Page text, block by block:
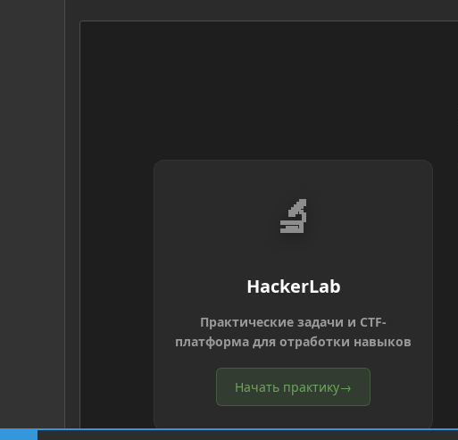
🔬
HackerLab
Практические задачи и CTF-
платформа для отработки навыков
Начать практику→